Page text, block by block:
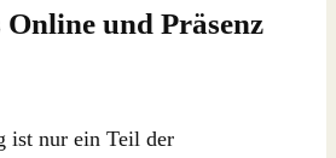
und Präsenz
ist nur ein Teil der